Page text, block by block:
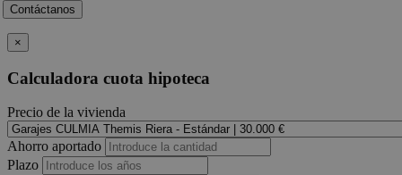
×
Calculadora cuota hipoteca
Precio de la vivienda
Ahorro aportado
Plazo